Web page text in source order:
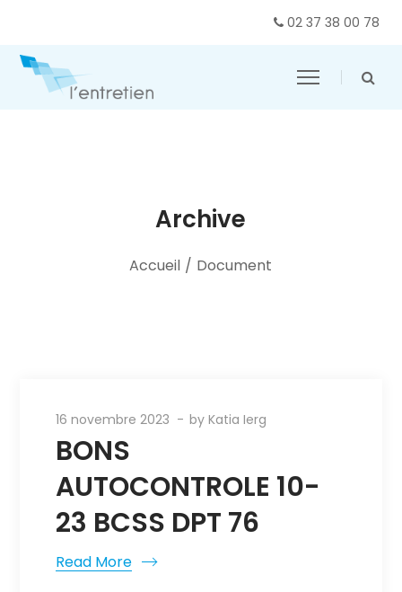
02 37 38 00 78
Archive
Accueil / Document
16 novembre 2023 byKatia Ierg
BONS
AUTOCONTROLE 10-
23 BCSS DPT 76
Read More